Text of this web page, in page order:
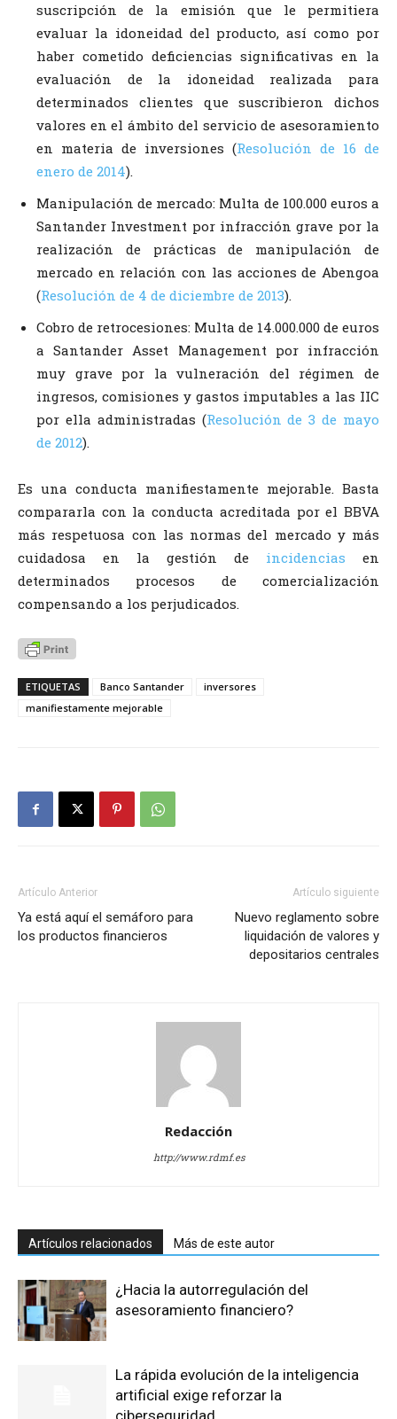
suscripción de la emisión que le permitiera
evaluar la idoneidad del producto, así como por
haber cometido deficiencias significativas en la
evaluación de la idoneidad realizada para
determinados clientes que suscribieron dichos
valores en el ámbito del servicio de asesoramiento
en materia de inversiones (Resolución de 16 de
enero de 2014).
Manipulación de mercado: Multa de 100.000 euros a
Santander Investment por infracción grave por la
realización de prácticas de manipulación de
mercado en relación con las acciones de Abengoa
(Resolución de 4 de diciembre de 2013).
Cobro de retrocesiones: Multa de 14.000.000 de euros
a Santander Asset Management por infracción
muy grave por la vulneración del régimen de
ingresos, comisiones y gastos imputables a las IIC
por ella administradas (Resolución de 3 de mayo
de 2012).
Es una conducta manifiestamente mejorable. Basta
compararla con la conducta acreditada por el BBVA
más respetuosa con las normas del mercado y más
cuidadosa en la gestión de incidencias en
determinados procesos de comercialización
compensando a los perjudicados.
ETIQUETAS Banco Santander
inversores
manifiestamente mejorable
Artículo Anterior
Ya está aquí el semáforo para
los productos financieros
Artículo siguiente
Nuevo reglamento sobre
liquidación de valores y
depositarios centrales
Redacción
http://www.rdmf.es
Artículos relacionados Más de este autor
¿Hacia la autorregulación del
asesoramiento financiero?
La rápida evolución de la inteligencia
artificial exige reforzar la
ciberseguridad